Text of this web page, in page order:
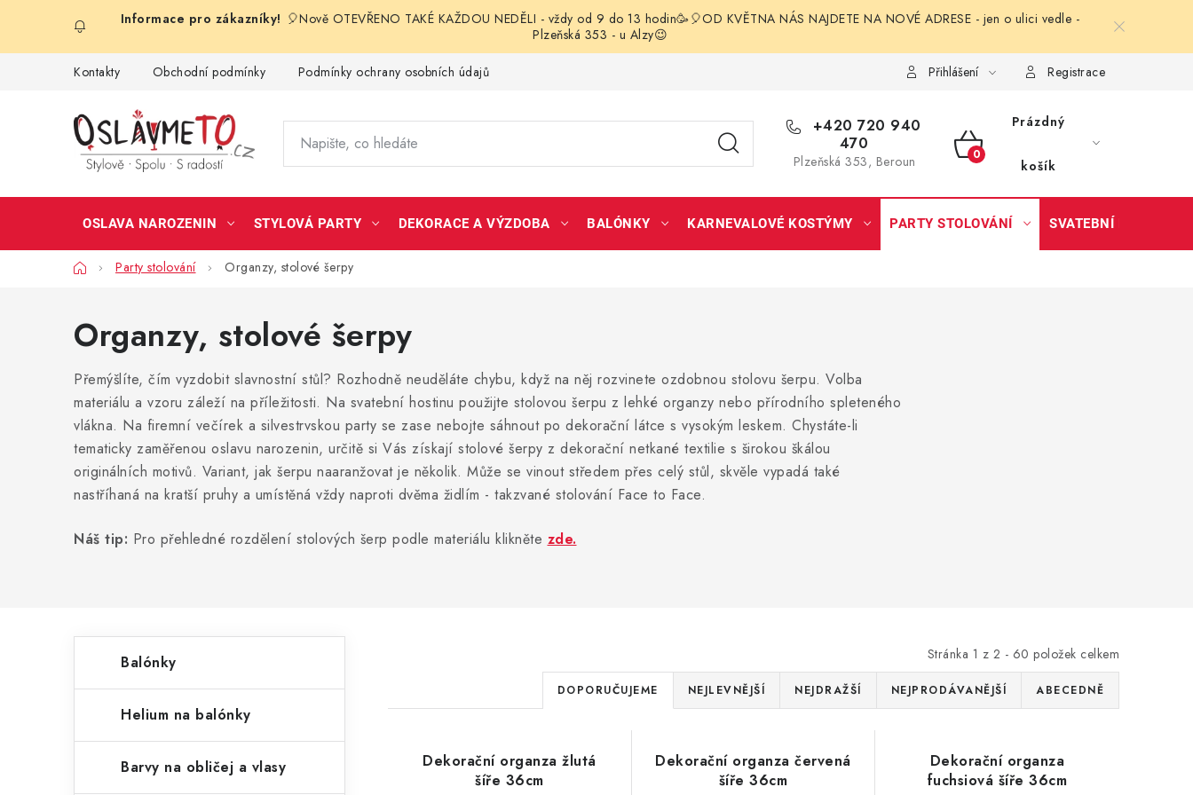
obsah
🎈Nově OTEVŘENO TAKÉ KAŽDOU NEDĚLI - vždy od 9 do 13 hodin🥳🎈OD KVĚTNA NÁS NAJDETE NA NOVÉ ADRESE - jen o ulici vedle -
Plzeňská 353 - u Alzy😉
Kontakty Obchodní podmínky Podmínky ochrany osobních údajů Přihlášení Registrace
+420 720 940
470
Plzeňská 353, Beroun
NÁKUPNÍ
Prázdný
košík
OSLAVA NAROZENIN STYLOVÁ PARTY DEKORACE A VÝZDOBA BALÓNKY KARNEVALOVÉ KOSTÝMY PARTY STOLOVÁNÍ SVATEBNÍ DOPLŇKY
DomůParty stolování Organzy, stolové šerpy
Organzy, stolové šerpy
Přemýšlíte, čím vyzdobit slavnostní stůl? Rozhodně neuděláte chybu, když na něj rozvinete ozdobnou stolovu šerpu. Volba
materiálu a vzoru záleží na příležitosti. Na svatební hostinu použijte stolovou šerpu z lehké organzy nebo přírodního spleteného
vlákna. Na firemní večírek a silvestrvskou party se zase nebojte sáhnout po dekorační látce s vysokým leskem. Chystáte-li
tematicky zaměřenou oslavu narozenin, určitě si Vás získají stolové šerpy z dekorační netkané textilie s širokou škálou
originálních motivů. Variant, jak šerpu naaranžovat je několik. Může se vinout středem přes celý stůl, skvěle vypadá také
nastříhaná na kratší pruhy a umístěná vždy naproti dvěma židlím - takzvané stolování Face to Face.
Náš tip: Pro přehledné rozdělení stolových šerp podle materiálu klikněte zde.
o
t
kategorie
a
e
Balónky
Helium na balónky
Barvy na obličej a vlasy
Stránka 1 z 2 - 60 položek celkem
Ř
a
z
DOPORUČUJEME NEJLEVNĚJŠÍ NEJDRAŽŠÍ NEJPRODÁVANĚJŠÍ ABECEDNĚ
Dekorační organza žlutá
šíře 36cm
Dekorační organza červená
šíře 36cm
Dekorační organza
fuchsiová šíře 36cm